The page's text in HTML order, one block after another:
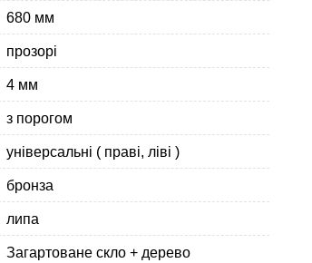
680 мм
прозорі
4 мм
з порогом
універсальні ( праві, ліві )
бронза
липа
Загартоване скло + дерево